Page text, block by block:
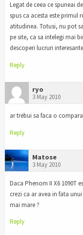
Legat de ceea ce spuneai
spus ca acesta este primul
atitudinea. Totusi, nu pot
pe site, ca sa intelegi mai
descoperi lucruri
Reply
ryo
3 May 2010
ar trebui sa faca o
Reply
Matose
3 May 2010
Daca Phenom II X6 1090T
crezi ca ar avea in fata
mai mare ?
Reply